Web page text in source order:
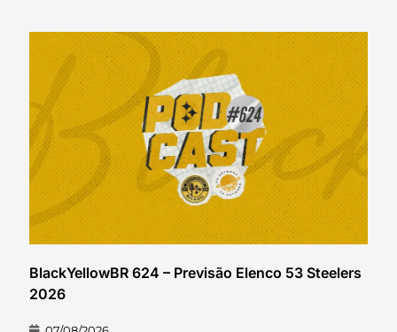
BlackYellowBR 624 – Previsão Elenco 53 Steelers
2026